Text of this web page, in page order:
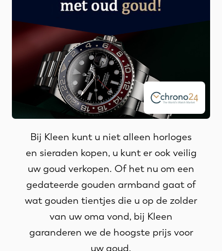
Bij Kleen kunt u niet alleen horloges
en sieraden kopen, u kunt er ook veilig
uw goud verkopen. Of het nu om een
gedateerde gouden armband gaat of
wat gouden tientjes die u op de zolder
van uw oma vond, bij Kleen
garanderen we de hoogste prijs voor
uw goud.